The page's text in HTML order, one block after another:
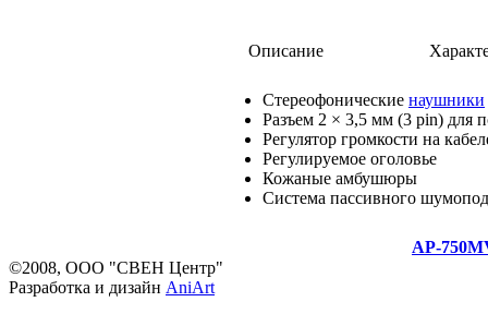
Описание
Стереофонические наушники
Pазъем 2 × 3,5 мм (3 pin) для
Регулятор громкости на
Регулируемое оголовье
Кожаные амбушюры
Система пассивного
AP-
©2008, ООО "СВЕН Центр"
Разработка и дизайн AniArt